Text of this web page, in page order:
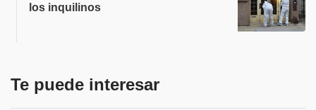
los inquilinos
Te puede interesar